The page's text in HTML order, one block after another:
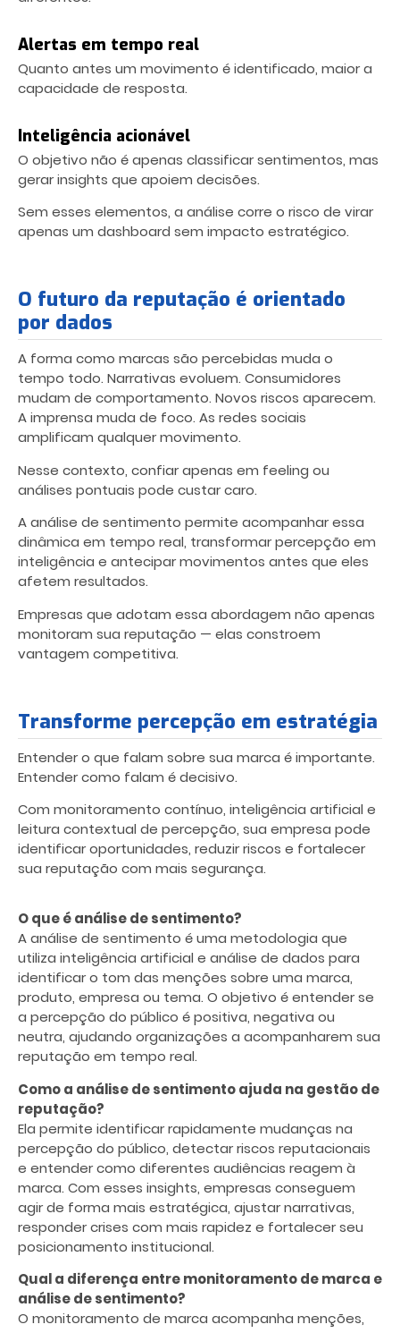
Alertas em tempo real
Quanto antes um movimento é identificado, maior a
capacidade de resposta.
Inteligência acionável
O objetivo não é apenas classificar sentimentos, mas
gerar insights que apoiem decisões.
Sem esses elementos, a análise corre o risco de virar
apenas um dashboard sem impacto estratégico.
O futuro da reputação é orientado
por dados
A forma como marcas são percebidas muda o
tempo todo. Narrativas evoluem. Consumidores
mudam de comportamento. Novos riscos aparecem.
A imprensa muda de foco. As redes sociais
amplificam qualquer movimento.
Nesse contexto, confiar apenas em feeling ou
análises pontuais pode custar caro.
A análise de sentimento permite acompanhar essa
dinâmica em tempo real, transformar percepção em
inteligência e antecipar movimentos antes que eles
afetem resultados.
Empresas que adotam essa abordagem não apenas
monitoram sua reputação — elas constroem
vantagem competitiva.
Transforme percepção em estratégia
Entender o que falam sobre sua marca é importante.
Entender como falam é decisivo.
Com monitoramento contínuo, inteligência artificial e
leitura contextual de percepção, sua empresa pode
identificar oportunidades, reduzir riscos e fortalecer
sua reputação com mais segurança.
O que é análise de sentimento?
A análise de sentimento é uma metodologia que
utiliza inteligência artificial e análise de dados para
identificar o tom das menções sobre uma marca,
produto, empresa ou tema. O objetivo é entender se
a percepção do público é positiva, negativa ou
neutra, ajudando organizações a acompanharem sua
reputação em tempo real.
Como a análise de sentimento ajuda na gestão de
reputação?
Ela permite identificar rapidamente mudanças na
percepção do público, detectar riscos reputacionais
e entender como diferentes audiências reagem à
marca. Com esses insights, empresas conseguem
agir de forma mais estratégica, ajustar narrativas,
responder crises com mais rapidez e fortalecer seu
posicionamento institucional.
Qual a diferença entre monitoramento de marca e
análise de sentimento?
O monitoramento de marca acompanha menções,